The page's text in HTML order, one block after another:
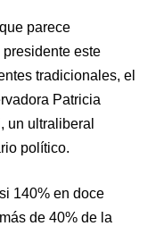
parece
este
tradicionales, el
Patricia
un ultraliberal
político.
140% en doce
de 40% de la